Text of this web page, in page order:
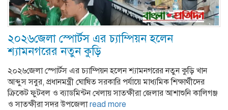
২০২৬জেলা স্পোর্টস এর চ্যাম্পিয়ন হলেন
শ্যামনগরের নতুন কুড়ি
২০২৬জেলা স্পোর্টস এর চ্যাম্পিয়ন হলেন শ্যামনগরের নতুন কুড়ি ‎খান
আব্দুস সবুর, ‎প্রধানমন্ত্রী ঘোষিত সরকারি পর্যায়ে মাধ্যমিক শিক্ষার্থীদের
ক্রিকেট ফুটবল ও ব্যাডমিন্টন খেলায় সাতক্ষীরা জেলার আশাশুনি কালিগঞ্জ
ও সাতক্ষীরা সদর উপজেলাread more